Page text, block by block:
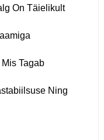
On Täielikult
Tagab
Ning